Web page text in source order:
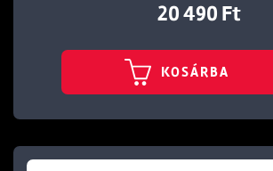
20 490 Ft
KOSÁRBA